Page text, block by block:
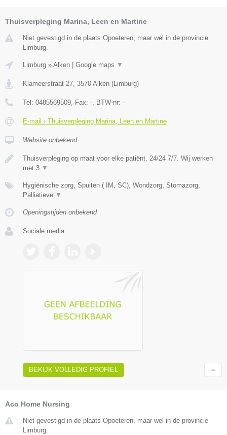
Thuisverpleging Marina, Leen en Martine
Niet gevestigd in de plaats Opoeteren, maar wel in de provincie
Limburg.
Limburg » Alken Google maps ▼
Klameerstraat 27, 3570 Alken (Limburg)
Tel: 0485569509, Fax: -, BTW-nr: -
E-mail › Thuisverpleging Marina, Leen en Martine
Website onbekend
Thuisverpleging op maat voor elke patiënt. 24/24 7/7. Wij werken
met 3 ▼
Hygiënische zorg, Spuiten ( IM, SC), Wondzorg, Stomazorg,
Palliatieve ▼
Openingstijden onbekend
Sociale media:
BEKIJK VOLLEDIG PROFIEL
Aco Home Nursing
Niet gevestigd in de plaats Opoeteren, maar wel in de provincie
Limburg.